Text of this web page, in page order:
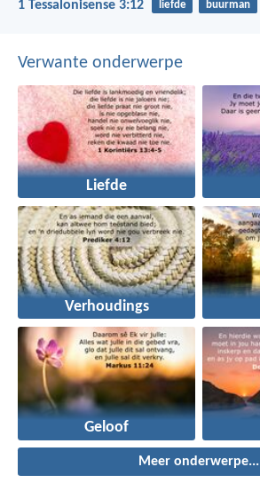
1 Tessalonisense 3:12 liefde buurman
Verwante onderwerpe
Liefde
Verhoudings
Geloof
Meer onderwerpe...